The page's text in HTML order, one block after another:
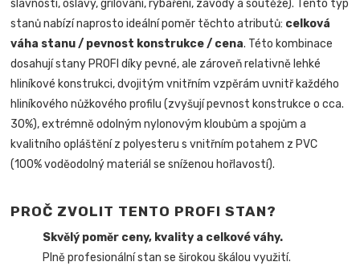
slavnosti, oslavy, grilování, rybaření, závody a soutěže). Tento typ
stanů nabízí naprosto ideální poměr těchto atributů: celková
váha stanu / pevnost konstrukce / cena. Této kombinace
dosahují stany PROFI díky pevné, ale zároveň relativně lehké
hliníkové konstrukci, dvojitým vnitřním vzpěrám uvnitř každého
hliníkového nůžkového profilu (zvyšují pevnost konstrukce o cca.
30%), extrémně odolným nylonovým kloubům a spojům a
kvalitního opláštění z polyesteru s vnitřním potahem z PVC
(100% voděodolný materiál se sníženou hořlavostí).
PROČ ZVOLIT TENTO PROFI STAN?
Skvělý poměr ceny, kvality a celkové váhy.
Plně profesionální stan se širokou škálou využití.